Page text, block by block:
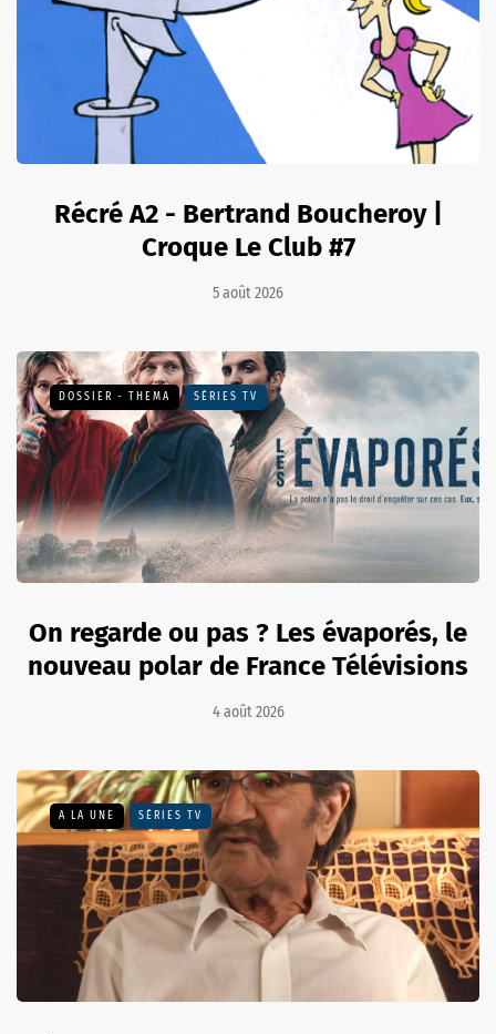
Récré A2 - Bertrand Boucheroy |
Croque Le Club #7
5 août 2026
DOSSIER - THEMA SÉRIES TV
On regarde ou pas ? Les évaporés, le
nouveau polar de France Télévisions
4 août 2026
A LA UNE SÉRIES TV